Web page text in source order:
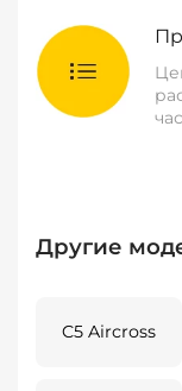
Другие
C5 Aircross